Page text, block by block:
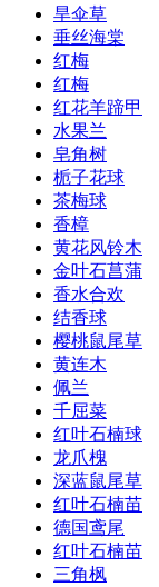
旱伞草
垂丝海棠
红梅
红梅
红花羊蹄甲
水果兰
皂角树
栀子花球
茶梅球
香樟
黄花风铃木
金叶石菖蒲
香水合欢
结香球
樱桃鼠尾草
黄连木
佩兰
千屈菜
红叶石楠球
龙爪槐
深蓝鼠尾草
红叶石楠苗
德国鸢尾
红叶石楠苗
三角枫